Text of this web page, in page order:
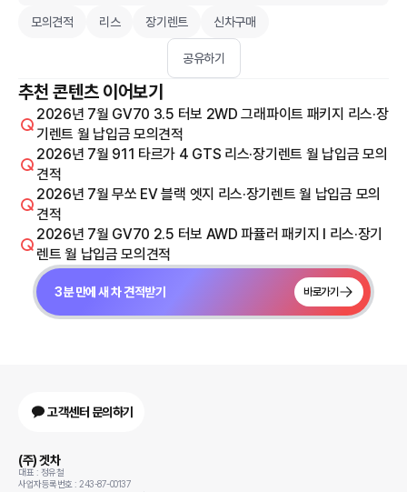
모의견적 리스 장기렌트 신차구매
공유하기
추천 콘텐츠 이어보기
2026년 7월 GV70 3.5 터보 2WD 그래파이트 패키지 리스·장
기렌트 월 납입금 모의견적
2026년 7월 911 타르가 4 GTS 리스·장기렌트 월 납입금 모의
견적
2026년 7월 무쏘 EV 블랙 엣지 리스·장기렌트 월 납입금 모의
견적
2026년 7월 GV70 2.5 터보 AWD 파퓰러 패키지 I 리스·장기
렌트 월 납입금 모의견적
3분 만에 새 차 견적받기 바로가기
고객센터 문의하기
(주) 겟차
대표 : 정유철
사업자등록번호 : 243-87-00137